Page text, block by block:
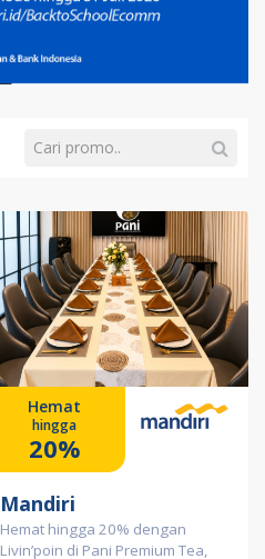
Hemat
hingga
20%
Mandiri
Hemat hingga 20% dengan
Livin’poin di Pani Premium Tea,